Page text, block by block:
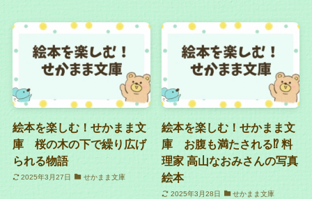
絵本を楽しむ！せかまま文
庫 桜の木の下で繰り広げ
られる物語
2025年3月27日 せかまま文庫
絵本を楽しむ！せかまま文
庫 お腹も満たされる⁉︎ 料
理家 高山なおみさんの写真
絵本
2025年3月28日 せかまま文庫